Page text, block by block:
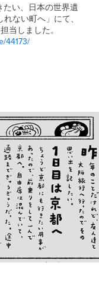
たい、日本の世界遺
ない町へ」にて、
当しました。
44173/